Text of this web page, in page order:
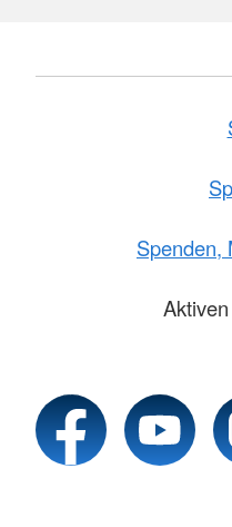
Spenden,